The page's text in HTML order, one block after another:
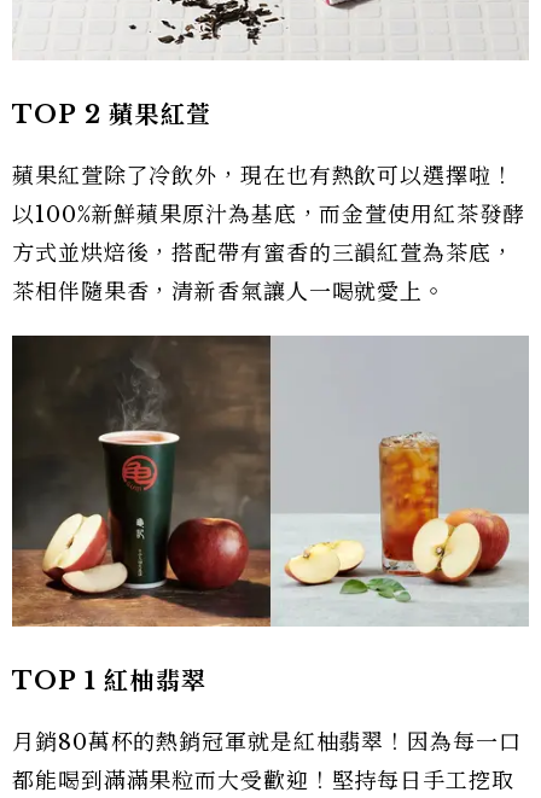
TOP 2 蘋果紅萱
蘋果紅萱除了冷飲外，現在也有熱飲可以選擇啦！
以100%新鮮蘋果原汁為基底，而金萱使用紅茶發酵
方式並烘焙後，搭配帶有蜜香的三韻紅萱為茶底，
茶相伴隨果香，清新香氣讓人一喝就愛上。
TOP 1 紅柚翡翠
月銷80萬杯的熱銷冠軍就是紅柚翡翠！因為每一口
都能喝到滿滿果粒而大受歡迎！堅持每日手工挖取